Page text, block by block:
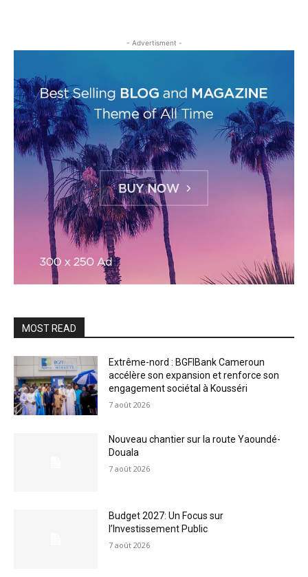
- Advertisment -
MOST READ
Extrême-nord : BGFIBank Cameroun
accélère son expansion et renforce son
engagement sociétal à Kousséri
7 août 2026
Nouveau chantier sur la route Yaoundé-
Douala
7 août 2026
Budget 2027: Un Focus sur
l’Investissement Public
7 août 2026